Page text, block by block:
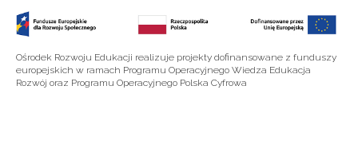
Ośrodek Rozwoju Edukacji realizuje projekty dofinansowane z funduszy
europejskich w ramach Programu Operacyjnego Wiedza Edukacja
Rozwój oraz Programu Operacyjnego Polska Cyfrowa